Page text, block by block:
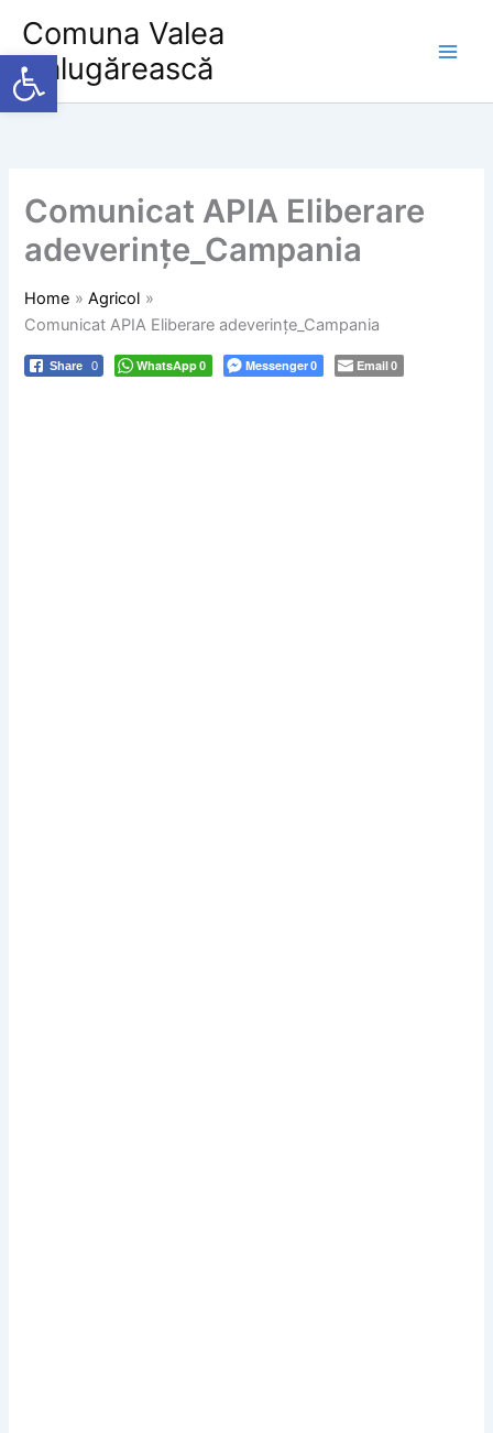
Deschide bara de unelte
content
Comuna Valea
Călugărească
Comunicat APIA Eliberare
adeverințe_Campania
Home
Agricol
Comunicat APIA Eliberare adeverințe_Campania
Share 0 WhatsApp 0 Messenger 0 Email 0